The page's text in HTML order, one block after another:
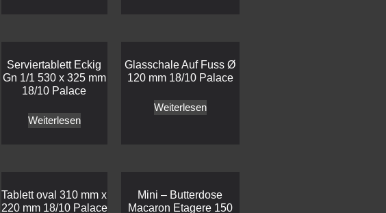
Serviertablett Eckig
Gn 1/1 530 x 325 mm
18/10 Palace
Weiterlesen
Glasschale Auf Fuss Ø
120 mm 18/10 Palace
Weiterlesen
Tablett oval 310 mm x
220 mm 18/10 Palace
Mini – Butterdose
Macaron Etagere 150